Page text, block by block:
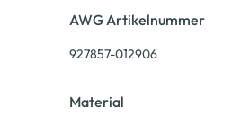
AWG Artikelnummer
927857-012906
Material